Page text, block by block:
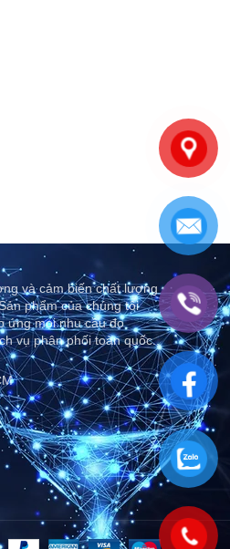
và cảm biến chất lượng
phẩm của chúng tôi
ứng mọi nhu cầu đo
vụ phân phối toàn quốc..